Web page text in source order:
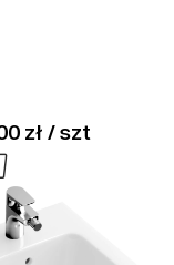
zł / szt